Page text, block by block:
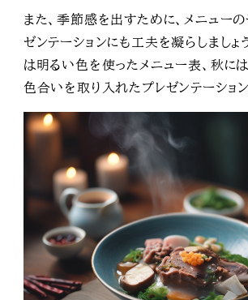
また、季節感を出すために、メニュー
ゼンテーションにも工夫を凝らしましょ
は明るい色を使ったメニュー表、秋に
色合いを取り入れたプレゼンテーショ